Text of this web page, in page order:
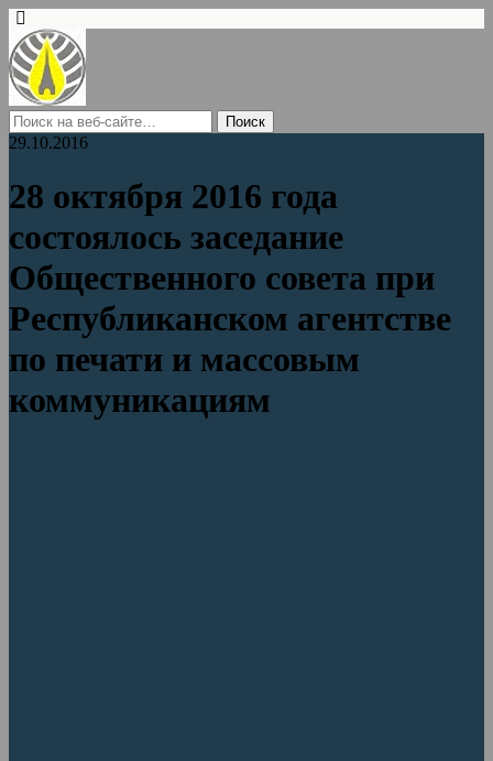
29.10.2016
28 октября 2016 года
состоялось заседание
Общественного совета при
Республиканском агентстве
по печати и массовым
коммуникациям